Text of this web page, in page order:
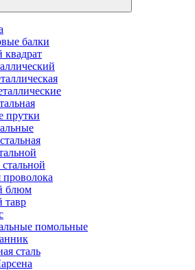
балки
квадрат
прутки
проволока
блюм
тавр
помольные
сталь